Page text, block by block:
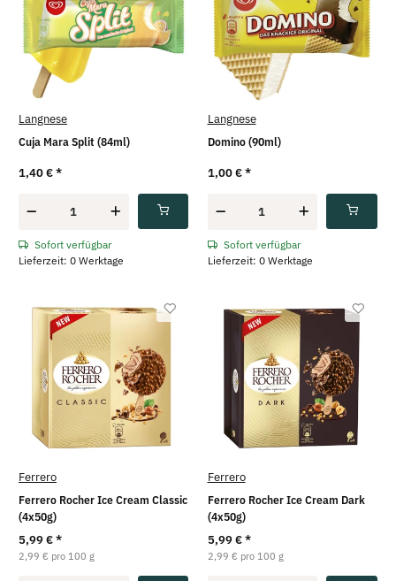
Langnese
Cuja Mara Split (84ml)
1,40 €*
Sofort verfügbar
Lieferzeit: 0 Werktage
Langnese
Domino (90ml)
1,00 €*
Sofort verfügbar
Lieferzeit: 0 Werktage
Ferrero
Ferrero Rocher Ice Cream Classic
(4x50g)
5,99 €*
2,99 € pro 100 g
Ferrero
Ferrero Rocher Ice Cream Dark
(4x50g)
5,99 €*
2,99 € pro 100 g